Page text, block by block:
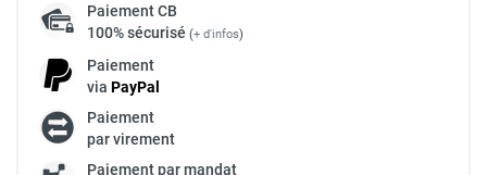
PaiementCB
100% sécurisé (+ d'infos)
Paiement
via PayPal
Paiement
par virement
Paiement par mandat